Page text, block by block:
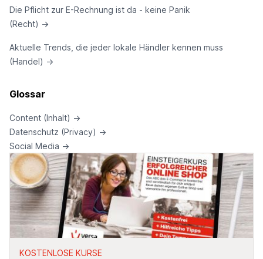
Die Pflicht zur E-Rechnung ist da - keine Panik
(Recht) →
Aktuelle Trends, die jeder lokale Händler kennen muss
(Handel) →
Glossar
Content (Inhalt) →
Datenschutz (Privacy) →
Social Media →
KOSTENLOSE KURSE